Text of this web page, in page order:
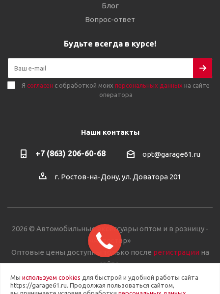
Блог
Вопрос-ответ
Будьте всегда в курсе!
Я согласен с обработкой моих персональных данных на сайте
оператора
Наши контакты
+7 (863) 206-60-68 opt@garage61.ru
г. Ростов-на-Дону, ул. Доватора 201
2026 © Автомобильные аксессуары оптом и в розницу -
«Автостор»
Оптовые цены доступны только после регистрации на
сайте.
Мы используем cookies для быстрой и удобной работы сайта
https://garage61.ru. Продолжая пользоваться сайтом,